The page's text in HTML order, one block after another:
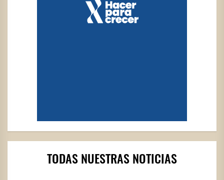
TODAS NUESTRAS NOTICIAS